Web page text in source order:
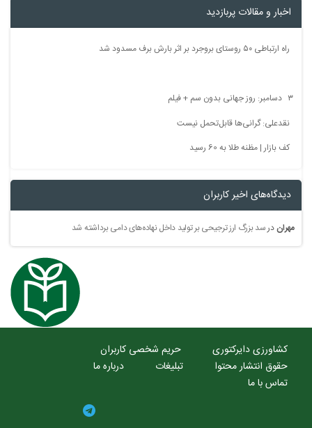
اخبار و مقالات پربازدید
راه ارتباطی ۵۰ روستای بروجرد بر اثر بارش برف مسدود شد
نقدعلی: گرانی‌ها قابل‌تحمل نیست
کف بازار | مظنه طلا به 60 رسید
دیدگاه‌های اخیر کاربران
مهراندرسد بزرگ ارز ترجیحی بر تولید داخل نهاده‌های دامی برداشته شد
کشاورزی دایرکتوری
حریم شخصی کاربران
حقوق انتشار محتوا
تبلیغات
درباره ما
تماس با ما